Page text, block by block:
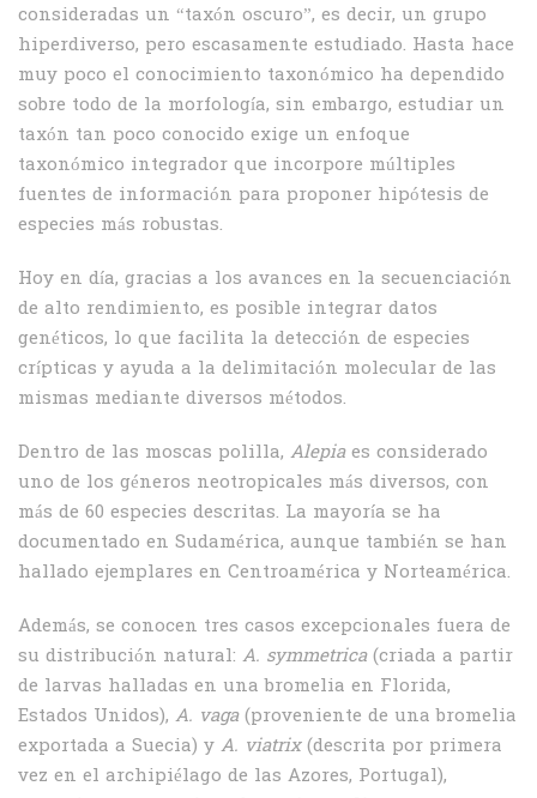
consideradas un “taxón oscuro”, es decir, un grupo
hiperdiverso, pero escasamente estudiado. Hasta hace
muy poco el conocimiento taxonómico ha dependido
sobre todo de la morfología, sin embargo, estudiar un
taxón tan poco conocido exige un enfoque
taxonómico integrador que incorpore múltiples
fuentes de información para proponer hipótesis de
especies más robustas.
Hoy en día, gracias a los avances en la secuenciación
de alto rendimiento, es posible integrar datos
genéticos, lo que facilita la detección de especies
crípticas y ayuda a la delimitación molecular de las
mismas mediante diversos métodos.
Dentro de las moscas polilla, Alepiaes considerado
uno de los géneros neotropicales más diversos, con
más de 60 especies descritas. La mayoría se ha
documentado en Sudamérica, aunque también se han
hallado ejemplares en Centroamérica y Norteamérica.
Además, se conocen tres casos excepcionales fuera de
su distribución natural: A. symmetrica(criada a partir
de larvas halladas en una bromelia en Florida,
Estados Unidos), A. vaga(proveniente de una bromelia
exportada a Suecia) y A. viatrix(descrita por primera
vez en el archipiélago de las Azores, Portugal),